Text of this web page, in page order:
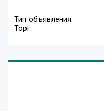
Тип объявления:
Торг: